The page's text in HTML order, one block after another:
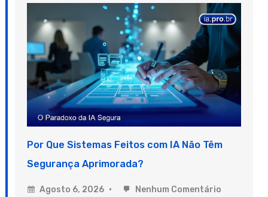
Por Que Sistemas Feitos com IA Não Têm
Segurança Aprimorada?
Agosto 6, 2026 Nenhum Comentário